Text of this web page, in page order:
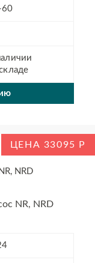
ЦЕНА 33095
NRD